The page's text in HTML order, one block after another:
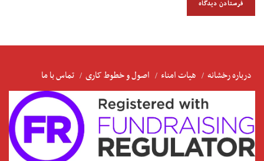
درباره رخشانه هیات امناء اصول و خطوط کاری تماس با ما